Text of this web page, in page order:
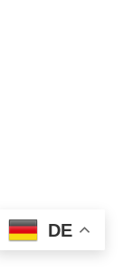
DE